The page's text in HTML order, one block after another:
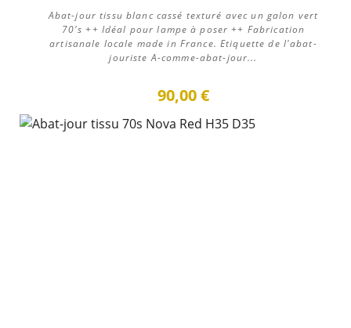
Abat-jour tissu blanc cassé texturé avec un galon vert
70's ++ Idéal pour lampe à poser ++ Fabrication
artisanale locale made in France. Etiquette de l'abat-
jouriste A-comme-abat-jour...
90,00 €